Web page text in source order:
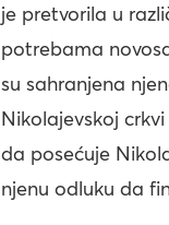
je pretvorila u
potrebama
su sahranjena
Nikolajevskoj
da posećuje
njenu odluku da